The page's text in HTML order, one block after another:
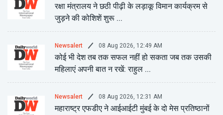
रक्षा मंत्रालय ने छठी पीढ़ी के लड़ाकू विमान कार्यक्रम से
जुड़ने की कोशिशें शुरू ...
Newsalert 08 Aug 2026, 12:49 AM
कोई भी देश तब तक सफल नहीं हो सकता जब तक उसकी
महिलाएं अपनी बात न रखें: राहुल ...
Newsalert 08 Aug 2026, 12:31 AM
महाराष्ट्र एफडीए ने आईआईटी मुंबई के दो मेस प्रतिष्ठानों